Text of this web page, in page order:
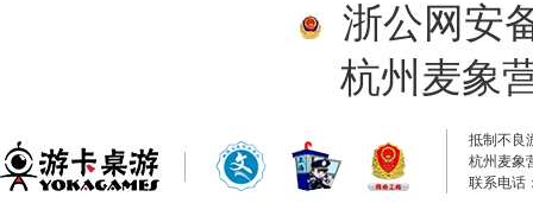
浙公网安
杭州麦象
抵制不良
杭州麦象
联系电话